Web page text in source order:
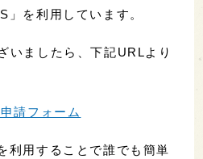
」を利用しています。
いましたら、下記URLより
請フォーム
用することで誰でも簡単